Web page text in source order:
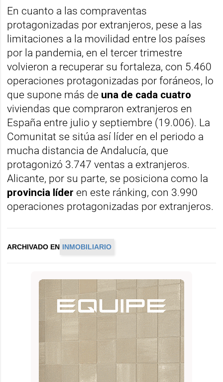
En cuanto a las compraventas
protagonizadas por extranjeros, pese a las
limitaciones a la movilidad entre los países
por la pandemia, en el tercer trimestre
volvieron a recuperar su fortaleza, con 5.460
operaciones protagonizadas por foráneos, lo
que supone más de una de cada cuatro
viviendas que compraron extranjeros en
España entre julio y septiembre (19.006). La
Comunitat se sitúa así líder en el periodo a
mucha distancia de Andalucía, que
protagonizó 3.747 ventas a extranjeros.
Alicante, por su parte, se posiciona como la
provincia líder en este ránking, con 3.990
operaciones protagonizadas por extranjeros.
ARCHIVADO EN INMOBILIARIO